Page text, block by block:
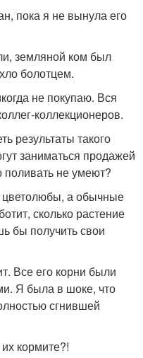
пока я не вынула его
земляной ком был
болотцем.
не покупаю. Вся
коллекционеров.
результаты такого
заниматься продажей
поливать не умеют?
цветолюбы, а обычные
сколько растение
бы получить свои
Все его корни были
Я была в шоке, что
сгнившей
кормите?!